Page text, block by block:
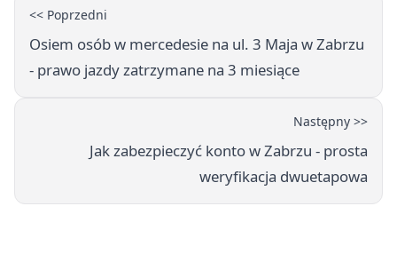
<< Poprzedni
Osiem osób w mercedesie na ul. 3 Maja w Zabrzu
- prawo jazdy zatrzymane na 3 miesiące
Następny >>
Jak zabezpieczyć konto w Zabrzu - prosta
weryfikacja dwuetapowa